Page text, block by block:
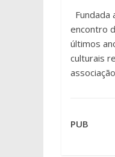
encontro
últimos
culturais
PUB